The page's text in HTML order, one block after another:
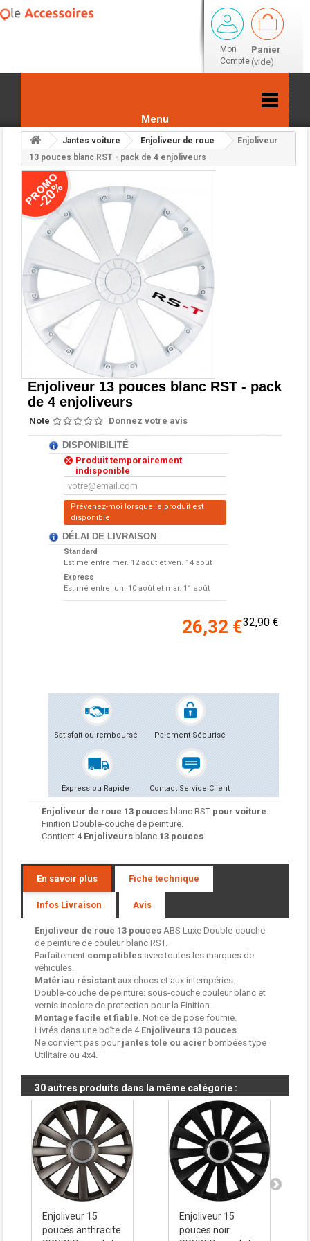
Mon
Compte
Panier
(vide)
Menu
Jantes voiture Enjoliveur de roue
Enjoliveur
13 pouces blanc RST - pack de 4 enjoliveursRetour aux résultats
-20%
Enjoliveur 13 pouces blanc RST - pack
de 4 enjoliveurs
Note Donnez votre avis
DISPONIBILITÉ
Produit temporairement
indisponible
Prévenez-moi lorsque le produit est
disponible
DÉLAI DE LIVRAISON
Standard
Estimé entre mer. 12 août et ven. 14 août
Express
Estimé entre lun. 10 août et mar. 11 août
32,90 €
26,32 €
Satisfait ou remboursé Paiement Sécurisé
Express ou Rapide Contact Service Client
Enjoliveur de roue 13 pouces blanc RST pour voiture.
Finition Double-couche de peinture.
Contient 4 Enjoliveurs blanc 13 pouces.
En savoir plus Fiche technique
Infos Livraison Avis
Enjoliveur de roue 13 pouces ABS Luxe Double-couche
de peinture de couleur blanc RST.
Parfaitement compatibles avec toutes les marques de
véhicules.
Matériau résistant aux chocs et aux intempéries.
Double-couche de peinture: sous-couche couleur blanc et
vernis incolore de protection pour la Finition.
Montage facile et fiable. Notice de pose fournie.
Livrés dans une boîte de 4 Enjoliveurs 13 pouces.
Ne convient pas pour jantes tole ou acier bombées type
Utilitaire ou 4x4.
30 autres produits dans la même catégorie :
Enjoliveur 15
pouces anthracite
Enjoliveur 15
pouces noir